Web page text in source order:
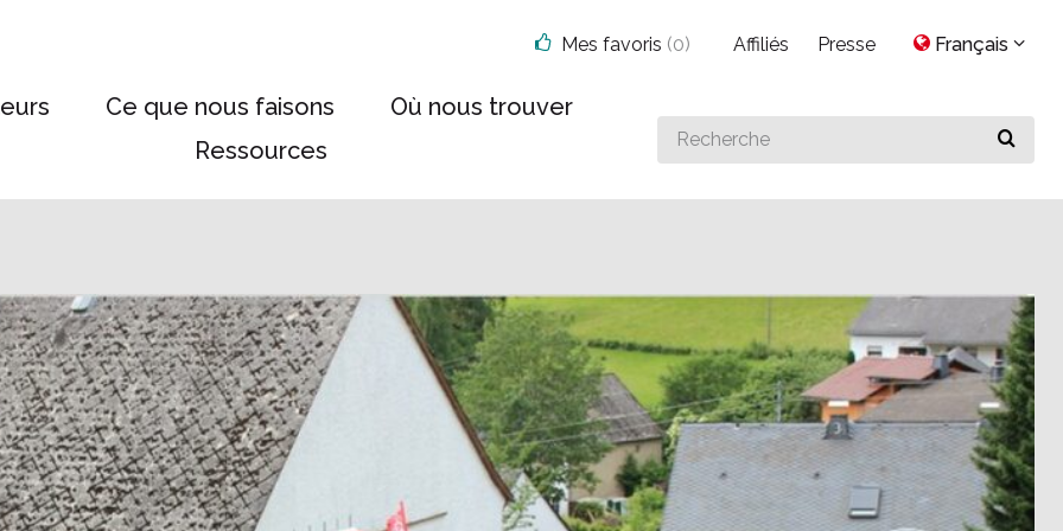
Ce que nous faisons
Où nous trouver
Ressources
Search
for
Mes favoris (0) Affiliés Presse Français